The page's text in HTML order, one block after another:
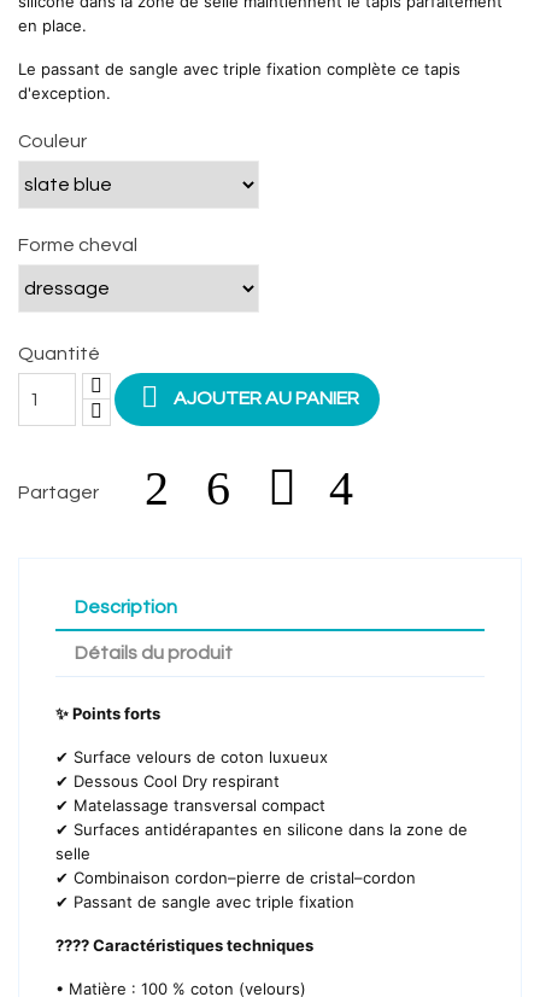
en place.
Le passant de sangle avec triple fixation complète ce tapis
d'exception.
Couleur
Forme cheval
Quantité
 AJOUTER AU PANIER
Partager
Description
Détails du produit
✨ Points forts
✔ Surface velours de coton luxueux
✔ Dessous Cool Dry respirant
✔ Matelassage transversal compact
✔ Surfaces antidérapantes en silicone dans la zone de
selle
✔ Combinaison cordon–pierre de cristal–cordon
✔ Passant de sangle avec triple fixation
???? Caractéristiques techniques
• Matière : 100 % coton (velours)